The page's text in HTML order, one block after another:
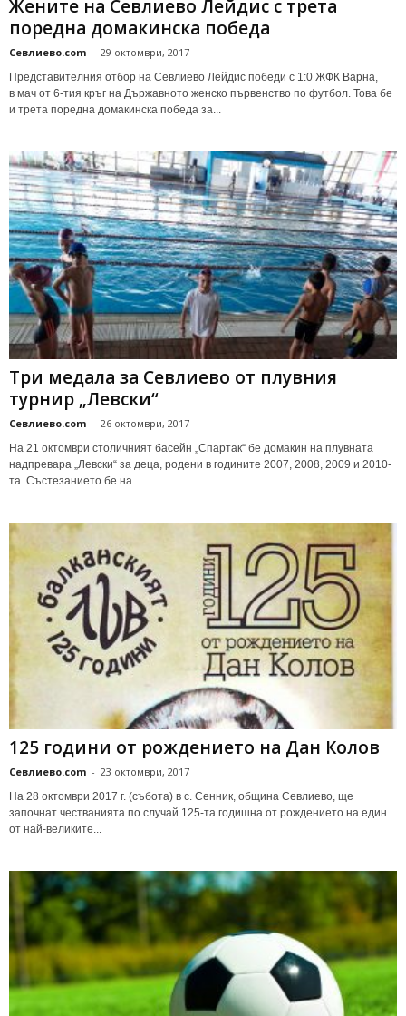
Жените на Севлиево Лейдис с трета
поредна домакинска победа
Севлиево.com - 29 октомври, 2017
Представителния отбор на Севлиево Лейдис победи с 1:0 ЖФК Варна,
в мач от 6-тия кръг на Държавното женско първенство по футбол. Това бе
и трета поредна домакинска победа за...
Три медала за Севлиево от плувния
турнир „Левски“
Севлиево.com - 26 октомври, 2017
На 21 октомври столичният басейн „Спартак“ бе домакин на плувната
надпревара „Левски“ за деца, родени в годините 2007, 2008, 2009 и 2010-
та. Състезанието бе на...
125 години от рождението на Дан Колов
Севлиево.com - 23 октомври, 2017
На 28 октомври 2017 г. (събота) в с. Сенник, община Севлиево, ще
започнат честванията по случай 125-та годишна от рождението на един
от най-великите...